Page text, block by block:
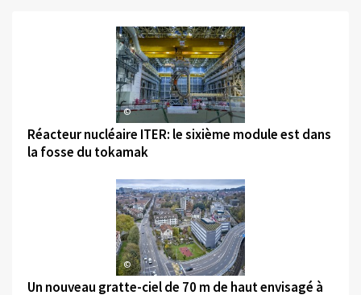
©
Réacteur nucléaire ITER: le sixième module est dans
la fosse du tokamak
©
Un nouveau gratte-ciel de 70 m de haut envisagé à